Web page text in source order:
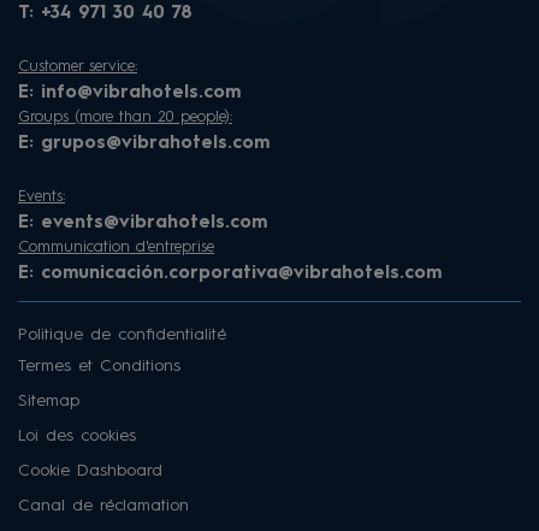
T: +34 971 30 40 78
Customer service:
E: info@vibrahotels.com
Groups (more than 20 people):
E: grupos@vibrahotels.com
Events:
E: events@vibrahotels.com
Communication d'entreprise
E: comunicación.corporativa@vibrahotels.com
Politique de confidentialité
Termes et Conditions
Sitemap
Loi des cookies
Cookie Dashboard
Canal de réclamation